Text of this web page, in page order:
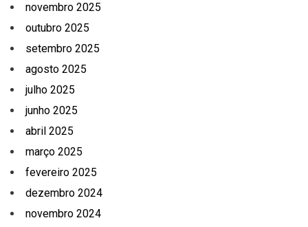
novembro 2025
outubro 2025
setembro 2025
agosto 2025
julho 2025
junho 2025
abril 2025
março 2025
fevereiro 2025
dezembro 2024
novembro 2024